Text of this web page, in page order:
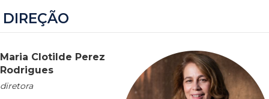
DIREÇÃO
Maria Clotilde Perez
Rodrigues
diretora